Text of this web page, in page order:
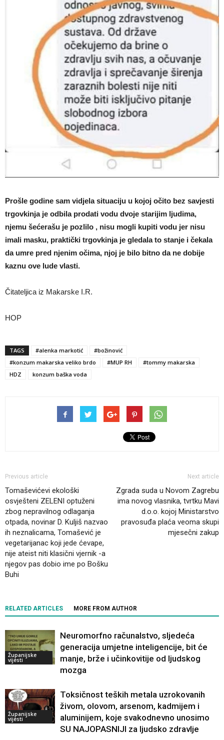
Prošle godine sam vidjela situaciju u kojoj očito bez savjesti
trgovkinja je odbila prodati vodu dvoje starijim ljudima,
njemu šećerašu je pozlilo , nisu mogli kupiti vodu jer nisu
imali masku, praktički trgovkinja je gledala to stanje i čekala
da umre pred njenim očima, njoj je bilo bitno da ne dobije
kaznu ove lude vlasti.
Čitateljica iz Makarske I.R.
HOP
TAGS #alenka markotić
#božinović
#konzum makarska veliko brdo
#MUP RH
#tommy makarska
HDZ
konzum baška voda
Previous article
Tomaševićevi ekološki
osvješteni ZELENI optuženi
zbog nepravilnog odlaganja
otpada, novinar D. Kuljiš nazvao
ih neznalicama, Tomašević je
vegetarijanac koji jede ćevape,
nije ateist niti klasični vjernik -a
njegov pas dobio ime po Bošku
Buhi
Next article
Zgrada suda u Novom Zagrebu
ima novog vlasnika, tvrtku Mavi
d.o.o. kojoj Ministarstvo
pravosuđa plaća veoma skupi
mjesečni zakup
RELATED ARTICLES MORE FROM AUTHOR
Županijske
vijesti
Neuromorfno računalstvo, sljedeća
generacija umjetne inteligencije, bit će
manje, brže i učinkovitije od ljudskog
mozga
Županijske
vijesti
Toksičnost teških metala uzrokovanih
živom, olovom, arsenom, kadmijem i
aluminijem, koje svakodnevno unosimo
SU NAJOPASNIJI za ljudsko zdravlje